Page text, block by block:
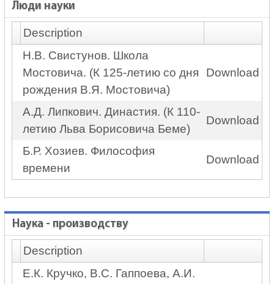
Люди науки
Description
Н.В. Свистунов. Школа
Мостовича. (К 125-летию со дня
рождения В.Я. Мостовича)
Download
А.Д. Липкович. Династия. (К 110-
летию Льва Борисовича Беме)
Download
Б.Р. Хозиев. Философия
времени
Download
Наука - производству
Description
Е.К. Кручко, В.С. Гаппоева, А.И.